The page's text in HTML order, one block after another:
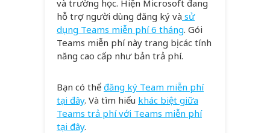
và trường học. Hiện Microsoft đang
hỗ trợ người dùng đăng ký và sử
dụng Teams miễn phí 6 tháng. Gói
Teams miễn phí này trang bị các tính
năng cao cấp như bản trả phí.
Bạn có thể đăng ký Team miễn phí
tại đây. Và tìm hiểu khác biệt giữa
Teams trả phí với Teams miễn phí
tại đây.